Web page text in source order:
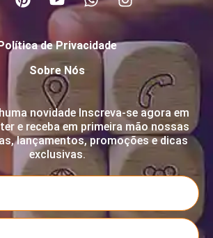
de Privacidade
Sobre Nós
novidade Inscreva-se agora em
e receba em primeira mão nossas
lançamentos, promoções e dicas
exclusivas.